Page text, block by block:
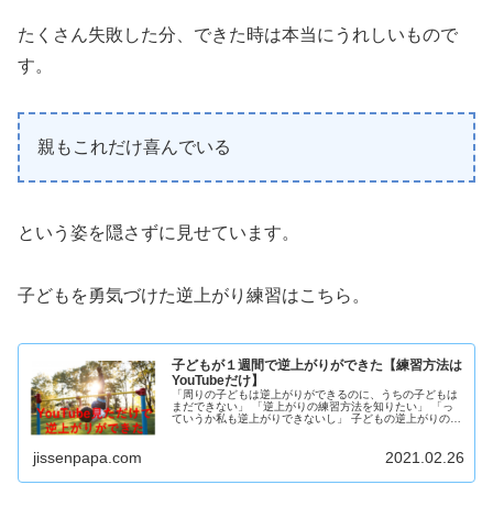
たくさん失敗した分、できた時は本当にうれしいもので
す。
親もこれだけ喜んでいる
という姿を隠さずに見せています。
子どもを勇気づけた逆上がり練習はこちら。
子どもが１週間で逆上がりができた【練習方法は
YouTubeだけ】
「周りの子どもは逆上がりができるのに、うちの子どもは
まだできない」 「逆上がりの練習方法を知りたい」 「っ
ていうか私も逆上がりできないし」 子どもの逆上がりの練
jissenpapa.com 2021.02.26